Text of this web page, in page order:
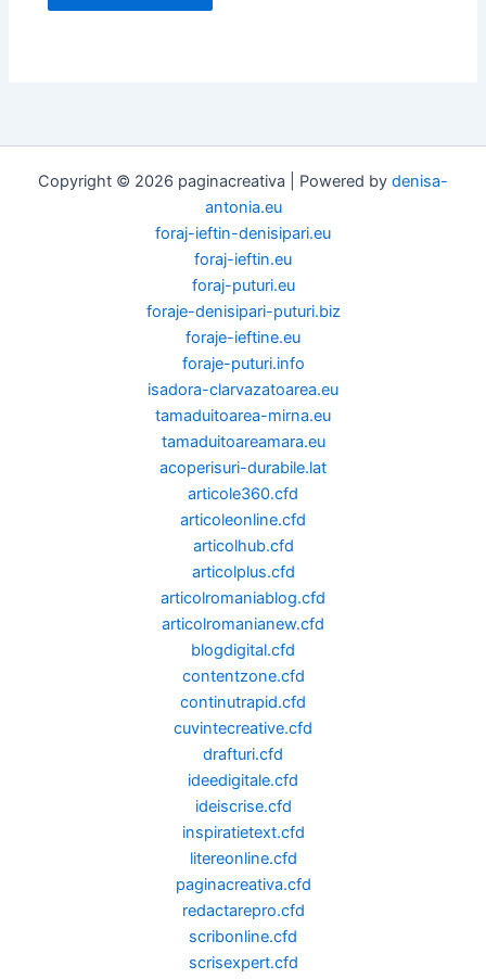
Copyright © 2026 paginacreativa | Powered by denisa-
antonia.eu
foraj-ieftin-denisipari.eu
foraj-ieftin.eu
foraj-puturi.eu
foraje-denisipari-puturi.biz
foraje-ieftine.eu
foraje-puturi.info
isadora-clarvazatoarea.eu
tamaduitoarea-mirna.eu
tamaduitoareamara.eu
acoperisuri-durabile.lat
articole360.cfd
articoleonline.cfd
articolhub.cfd
articolplus.cfd
articolromaniablog.cfd
articolromanianew.cfd
blogdigital.cfd
contentzone.cfd
continutrapid.cfd
cuvintecreative.cfd
drafturi.cfd
ideedigitale.cfd
ideiscrise.cfd
inspiratietext.cfd
litereonline.cfd
paginacreativa.cfd
redactarepro.cfd
scribonline.cfd
scrisexpert.cfd